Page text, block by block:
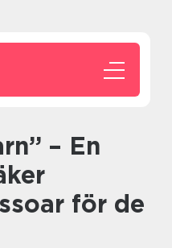
för de